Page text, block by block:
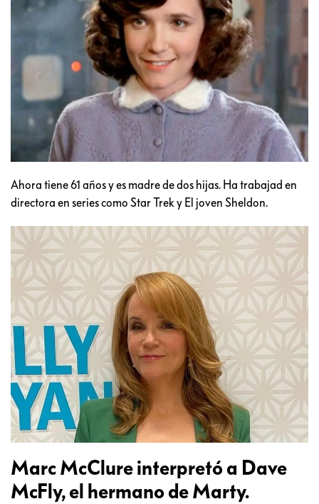
Ahora tiene 61 años y es madre de dos hijas. Ha trabajad en
directora en series como Star Trek y El joven Sheldon.
Marc McClure interpretó a Dave
McFly, el hermano de Marty.